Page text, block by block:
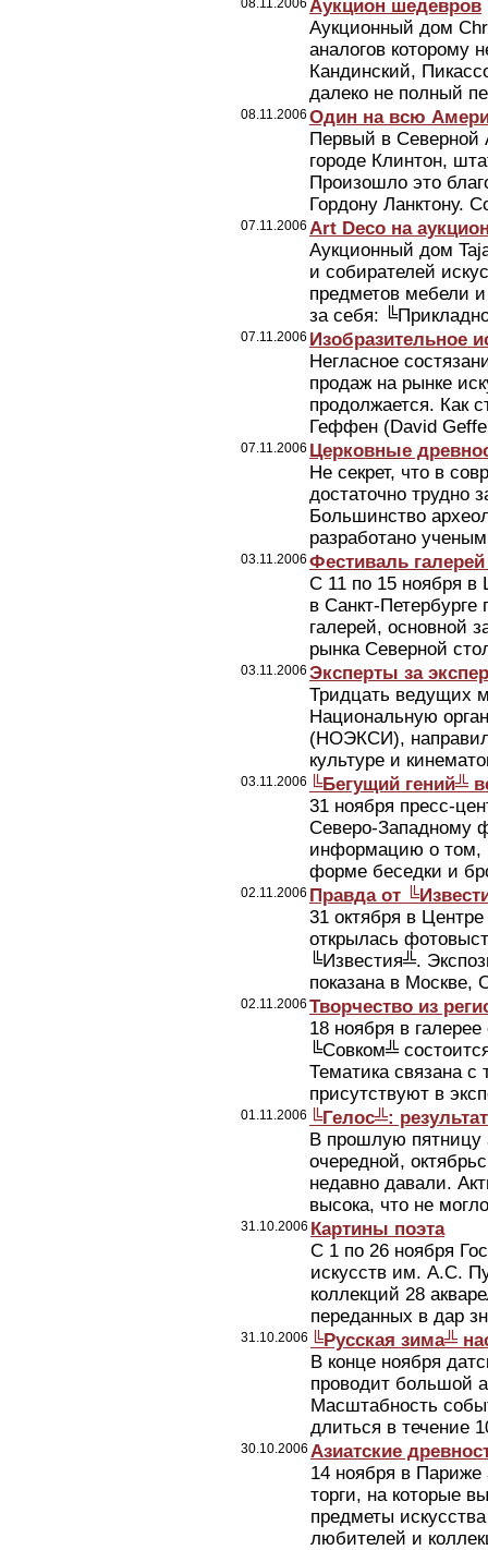
08.11.2006 Аукцион шедевров
Аукционный дом
аналогов которому
Кандинский,
далеко не полный
08.11.2006 Один на всю
Первый в Северной
городе Клинтон,
Произошло это
Гордону Ланктону.
07.11.2006 Art Deco на
Аукционный дом
и собирателей
предметов мебели
за себя:
07.11.2006 Изобразительное
Негласное
продаж на рынке
продолжается. Как
Геффен (David
07.11.2006 Церковные
Не секрет, что в
достаточно трудно
Большинство
разработано
03.11.2006 Фестиваль
С 11 по 15 ноября
в Санкт-Петербурге
галерей, основной
рынка Северной
03.11.2006 Эксперты за
Тридцать ведущих
Национальную
(НОЭКСИ),
культуре и
03.11.2006 ╚Бегущий гений╩
31 ноября пресс-
Северо-Западному
информацию о том,
форме беседки и
02.11.2006 Правда от
31 октября в
открылась
╚Известия╩.
показана в
02.11.2006 Творчество из
18 ноября в галерее
╚Совком╩
Тематика связана с
присутствуют в
01.11.2006 ╚Гелос╩:
В прошлую пятницу
очередной,
недавно давали.
высока, что не
31.10.2006 Картины поэта
С 1 по 26 ноября
искусств им. А.С.
коллекций 28
переданных в дар
31.10.2006 ╚Русская зима╩
В конце ноября
проводит большой
Масштабность
длиться в течение
30.10.2006 Азиатские
14 ноября в Париже
торги, на которые
предметы
любителей и